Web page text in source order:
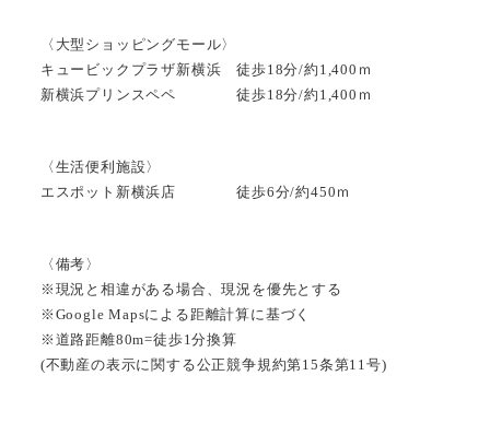
〈大型ショッピングモール〉
キュービックプラザ新横浜 徒歩18分/約1,400ｍ
新横浜プリンスペペ 徒歩18分/約1,400ｍ
〈生活便利施設〉
エスポット新横浜店 徒歩6分/約450ｍ
〈備考〉
※現況と相違がある場合、現況を優先とする
※Google Mapsによる距離計算に基づく
※道路距離80m=徒歩1分換算
(不動産の表示に関する公正競争規約第15条第11号)